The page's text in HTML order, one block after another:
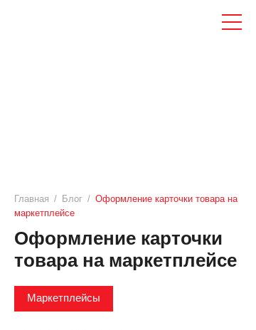
Главная / Блог / Оформление карточки товара на
маркетплейсе
Оформление карточки
товара на маркетплейсе
Маркетплейсы